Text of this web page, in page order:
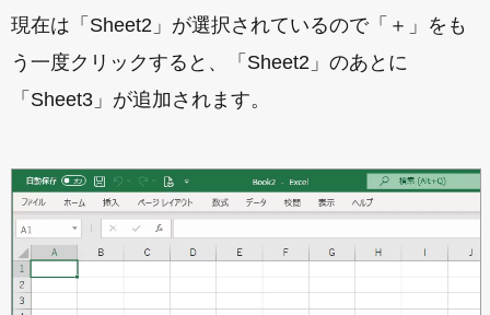
現在は「Sheet2」が選択されているので「＋」をも
う一度クリックすると、「Sheet2」のあとに
「Sheet3」が追加されます。